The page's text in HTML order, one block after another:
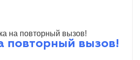
повторный вызов!